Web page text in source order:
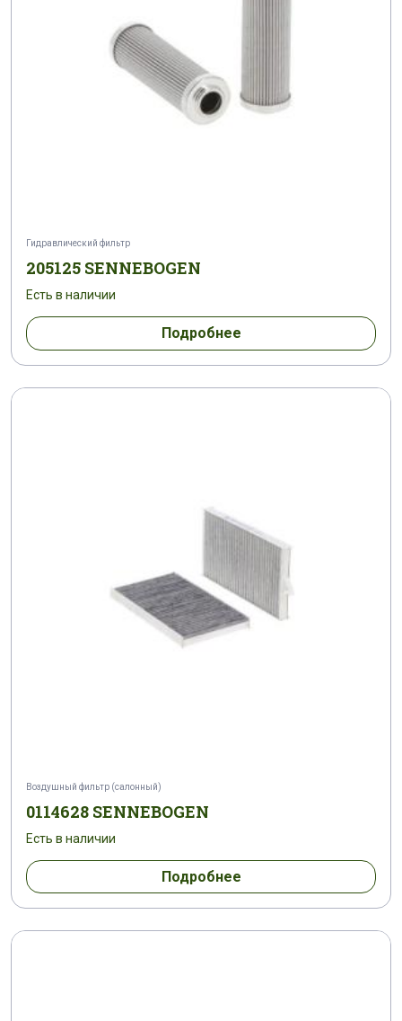
Гидравлический фильтр
205125 SENNEBOGEN
Есть в наличии
Подробнее
Воздушный фильтр (салонный)
0114628 SENNEBOGEN
Есть в наличии
Подробнее